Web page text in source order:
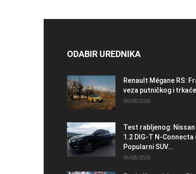
ODABIR UREDNIKA
Renault Mégane RS:
veza putničkog i
06/08/2026
Test rabljenog:
1.2 DIG-T N-Connecta
Popularni SUV...
06/08/2026